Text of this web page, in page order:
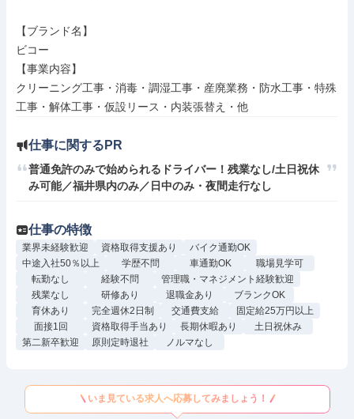
【ブランド名】
ビコー
【事業内容】
クリーニング工事・消毒・調湿工事・産廃業務・防水工事・特殊
工事・解体工事・仮設リース・内装張替え・他
仕事に関するPR
普通免許のみで始められるドライバー！残業なし/土日祝休
み可能／福井県内のみ／日中のみ・夜間走行なし
仕事の特徴
業界未経験歓迎 資格取得支援あり
バイク通勤OK
中途入社50％以上
学歴不問 車通勤OK
職場見学可
転勤なし
経験不問
管理職・マネジメント経験歓迎
残業なし
研修あり 退職金あり
ブランクOK
育休あり
完全週休2日制 交通費支給
固定給25万円以上
面接1回
資格取得手当あり 長期休暇あり
土日祝休み
第二新卒歓迎
原則定時退社 ノルマなし
いま見ている求人へ応募してみましょう！